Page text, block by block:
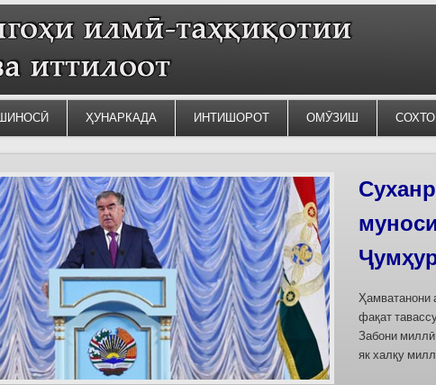
ҲУНАРКАДА ИНТИШОРОТ ОМӮЗИШ
барои
омода
Дар бахшҳои
кишварҳои
минтақавии
Тоҷикистон